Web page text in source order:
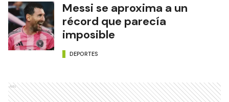
Messi se aproxima a un
récord que parecía
imposible
DEPORTES
Ads